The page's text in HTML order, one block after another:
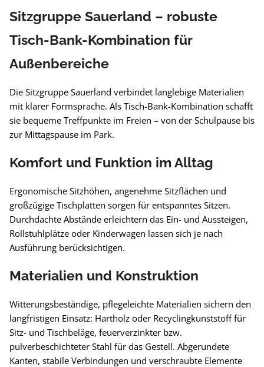
Sitzgruppe Sauerland – robuste
Tisch-Bank-Kombination für
Außenbereiche
Die Sitzgruppe Sauerland verbindet langlebige Materialien
mit klarer Formsprache. Als Tisch-Bank-Kombination schafft
sie bequeme Treffpunkte im Freien – von der Schulpause bis
zur Mittagspause im Park.
Komfort und Funktion im Alltag
Ergonomische Sitzhöhen, angenehme Sitzflächen und
großzügige Tischplatten sorgen für entspanntes Sitzen.
Durchdachte Abstände erleichtern das Ein- und Aussteigen,
Rollstuhlplätze oder Kinderwagen lassen sich je nach
Ausführung berücksichtigen.
Materialien und Konstruktion
Witterungsbeständige, pflegeleichte Materialien sichern den
langfristigen Einsatz: Hartholz oder Recyclingkunststoff für
Sitz- und Tischbeläge, feuerverzinkter bzw.
pulverbeschichteter Stahl für das Gestell. Abgerundete
Kanten, stabile Verbindungen und verschraubte Elemente